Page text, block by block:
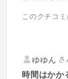
このクチコ
ゆゆん
時間はかか